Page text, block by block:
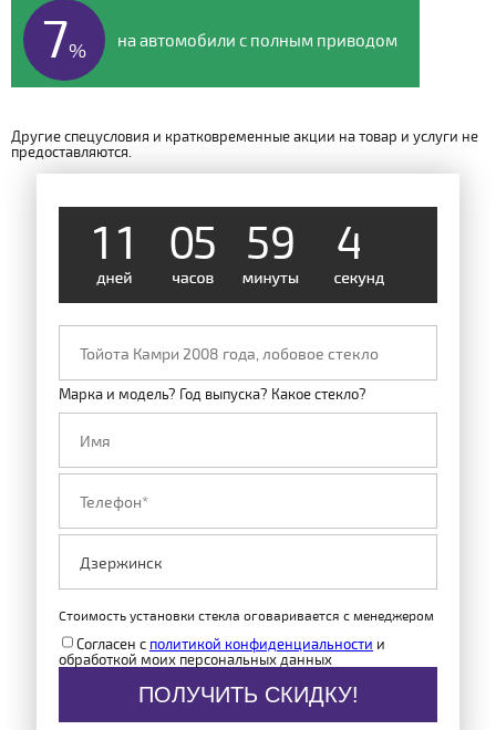
7% на автомобили с полным приводом
Другие спецусловия и кратковременные акции на товар и услуги не
предоставляются.
1 1 05 59 4
Марка и модель? Год выпуска? Какое стекло?
Стоимость установки стекла оговаривается с менеджером
Согласен с политикой конфиденциальности и
обработкой моих персональных данных
ПОЛУЧИТЬ СКИДКУ!